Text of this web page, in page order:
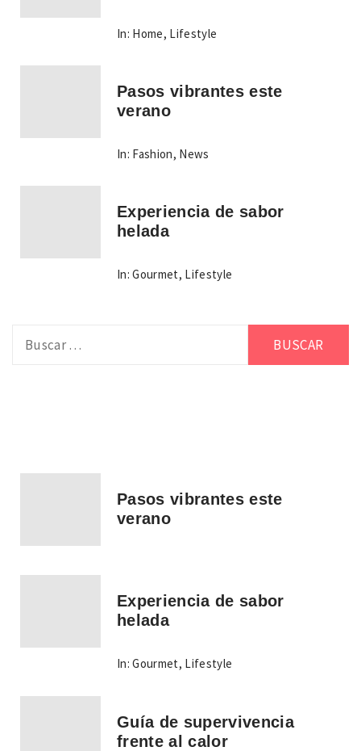
In: Home, Lifestyle
Pasos vibrantes este
verano
In: Fashion, News
Experiencia de sabor
helada
In: Gourmet, Lifestyle
Pasos vibrantes este
verano
Experiencia de sabor
helada
In: Gourmet, Lifestyle
Guía de supervivencia
frente al calor